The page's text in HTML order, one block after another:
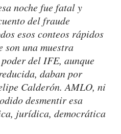
noche fue fatal y
del fraude
esos conteos rápidos
son una muestra
del IFE, aunque
daban por
Calderón. AMLO, ni
desmentir esa
jurídica, democrática